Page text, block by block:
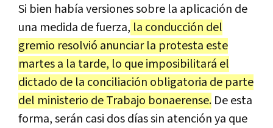
Si bien había versiones sobre la aplicación de
una medida de fuerza, la conducción del
gremio resolvió anunciar la protesta este
martes a la tarde, lo que imposibilitará el
dictado de la conciliación obligatoria de parte
del ministerio de Trabajo bonaerense. De esta
forma, serán casi dos días sin atención ya que